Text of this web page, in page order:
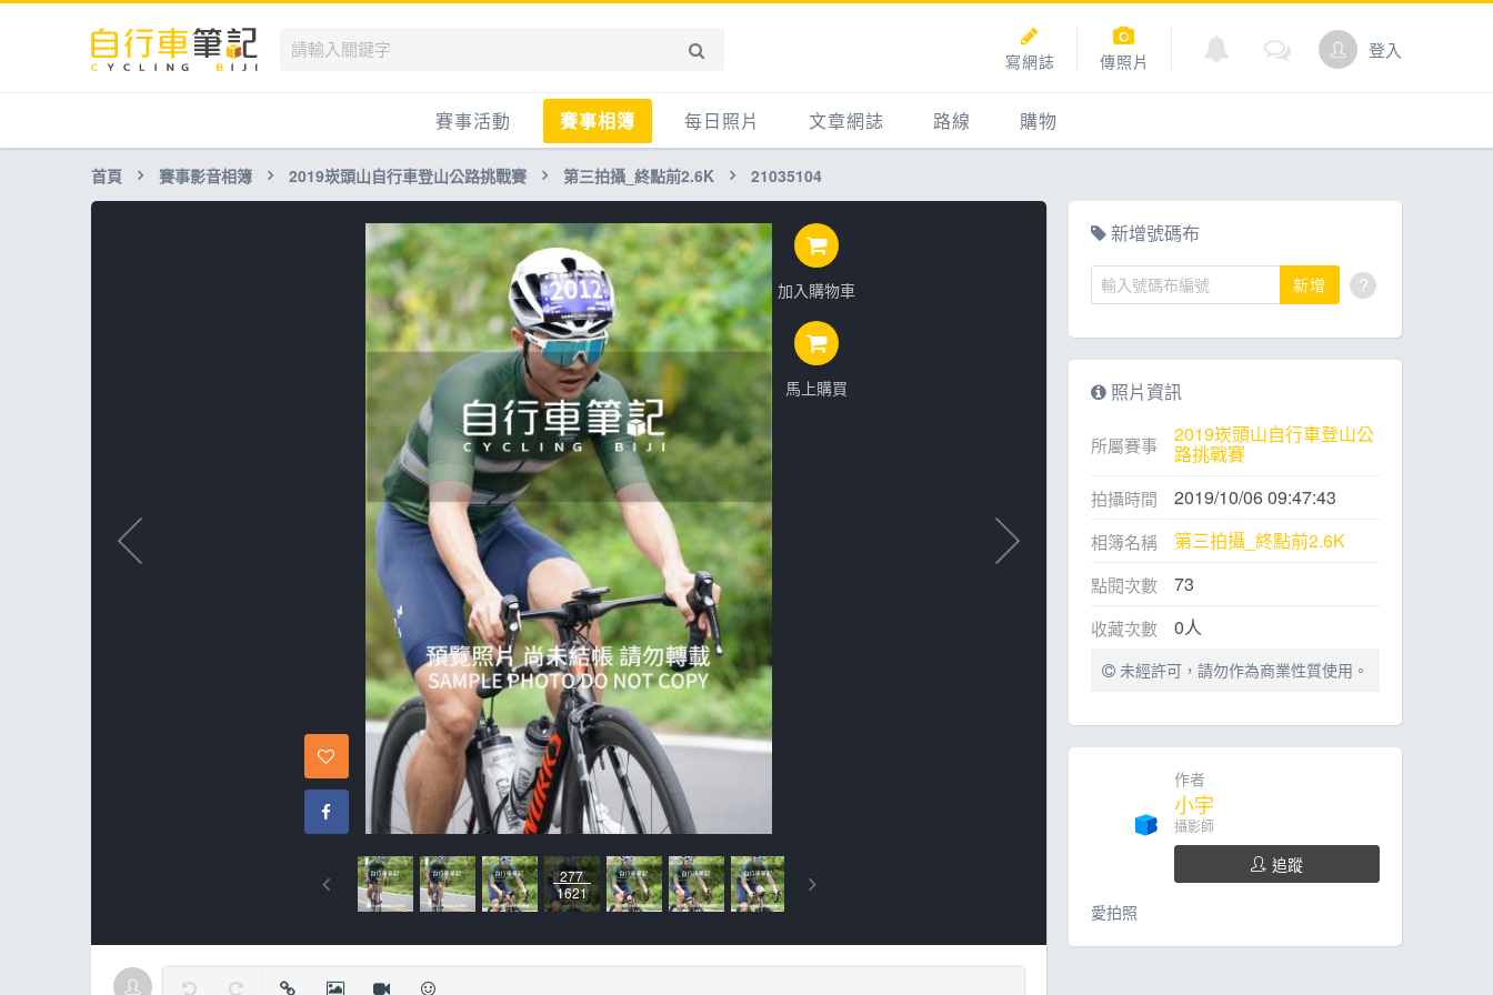
寫網誌 傳照片 登入
賽事活動
國內
國外
兒童滑步車
跟著筆記騎車去
賽事相簿
賽事影音相簿
自行車好影片
每日照片 文章網誌
網誌
知識
新聞
產品
賽事
心得
路線 購物
點數商城
首頁 賽事影音相簿 2019崁頭山自行車登山公路挑戰賽 第三拍攝_終點前2.6K 21035104
加入購物車
馬上購買
277
1621
新增號碼布
新增 ?
照片資訊
所屬賽事 2019崁頭山自行車登山公
路挑戰賽
拍攝時間 2019/10/06 09:47:43
相簿名稱 第三拍攝_終點前2.6K
點閱次數 73
收藏次數 0人
未經許可，請勿作為商業性質使用。
作者
小宇
攝影師
追蹤
愛拍照